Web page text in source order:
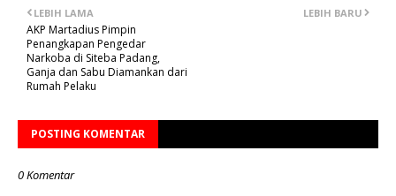
LEBIH BARU
LEBIH LAMA
AKP Martadius Pimpin
Penangkapan Pengedar
Narkoba di Siteba Padang,
Ganja dan Sabu Diamankan dari
Rumah Pelaku
POSTING KOMENTAR
0 Komentar